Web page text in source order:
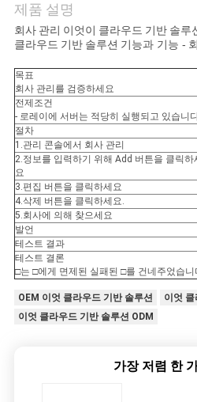
회
를
요
청
하
다
사
이
트
제품 설명
회사 관리 이엇이 클라우드 기반 솔루
클라우드 기반 솔루션 기능과 기능 -
목표
회사 관리를 검증하세요
전제조건
- 로레이에 서버는 적당히 실행되고 있습니
절차
1.관리 콘솔에서 회사 관리
2.정보를 입력하기 위해 Add 버튼을 클릭하
요
3.편집 버튼을 클릭하세요
4.삭제 버튼을 클릭하세요.
5.회사에 의해 찾으세요
발언
테스트 결과
테스트 결론
□는 □에게 면제된 실패된 □를 건네주었습니
OEM 이엇 클라우드 기반 솔루션
이엇
이엇 클라우드 기반 솔루션 ODM
가장 저렴 한